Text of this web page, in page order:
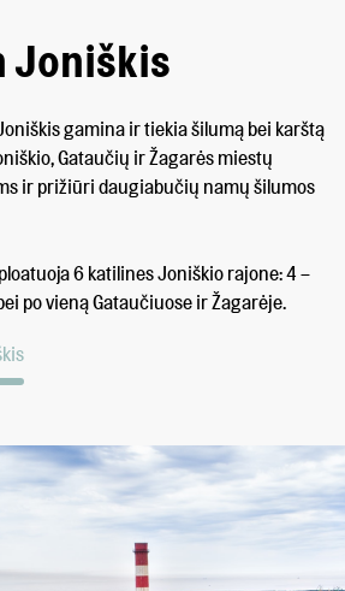
Joniškis
gamina ir tiekia šilumą bei karštą
Gataučių ir Žagarės miestų
ir prižiūri daugiabučių namų šilumos
6 katilines Joniškio rajone: 4 –
po vieną Gataučiuose ir Žagarėje.